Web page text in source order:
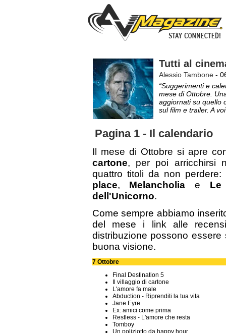
Tutti al
Alessio Tambone-
“Suggerimenti e
mese di Ottobre.
aggiornati su quello
sul film e trailer. A
Pagina 1 - Il calendario
Il mese di Ottobre si apre
cartone, per poi arricchirsi
quattro titoli da non perdere:
place, Melancholia e
dell'Unicorno.
Come sempre abbiamo
del mese i link alle
distribuzione possono
buona visione.
7 Ottobre
Final Destination 5
Il villaggio di cartone
L'amore fa male
Abduction - Riprenditi la tua vita
Jane Eyre
Ex: amici come prima
Restless - L'amore che resta
Tomboy
Un poliziotto da happy hour